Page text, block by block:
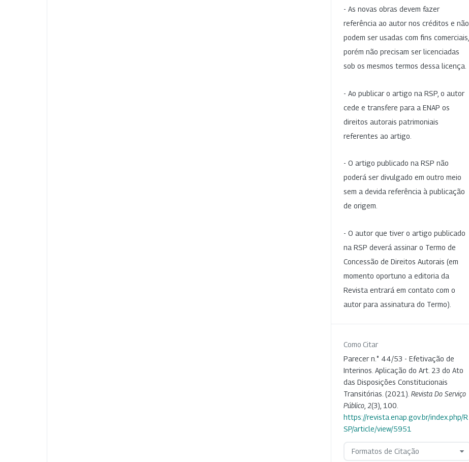
- As novas obras devem fazer
referência ao autor nos créditos e não
podem ser usadas com fins comerciais,
porém não precisam ser licenciadas
sob os mesmos termos dessa licença.
- Ao publicar o artigo na RSP, o autor
cede e transfere para a ENAP os
direitos autorais patrimoniais
referentes ao artigo.
- O artigo publicado na RSP não
poderá ser divulgado em outro meio
sem a devida referência à publicação
de origem.
- O autor que tiver o artigo publicado
na RSP deverá assinar o Termo de
Concessão de Direitos Autorais (em
momento oportuno a editoria da
Revista entrará em contato com o
autor para assinatura do Termo).
Como Citar
Parecer n.° 44/53 - Efetivação de
Interinos. Aplicação do Art. 23 do Ato
das Disposições Constitucionais
Transitórias. (2021). Revista Do Serviço
Público 2(3), 100.
https://revista.enap.gov.br/index.php/R
SP/article/view/5951
Formatos de Citação